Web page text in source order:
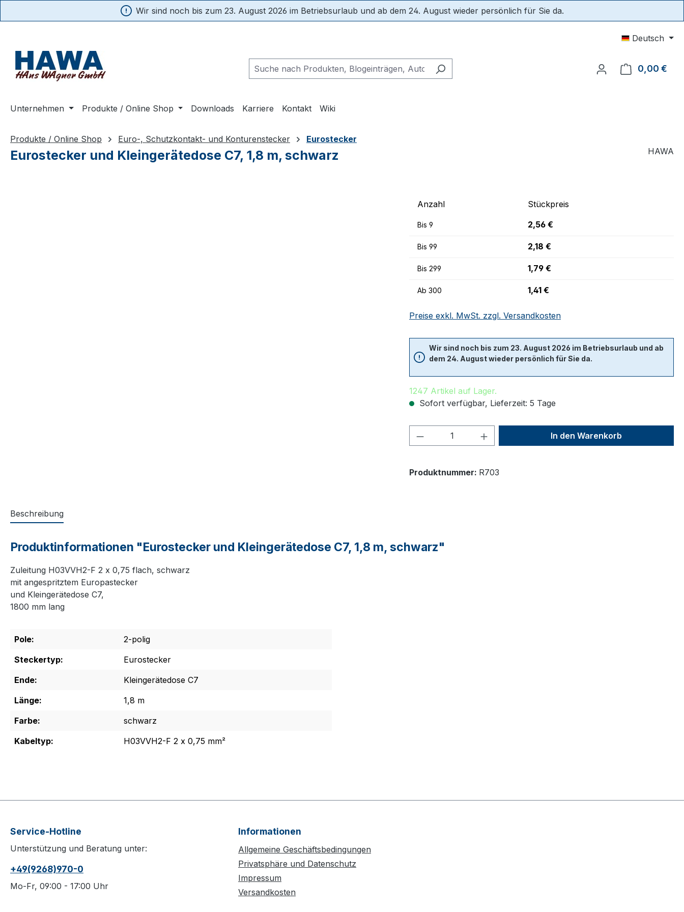
Zur Hauptnavigation springenWir sind noch bis zum 23. August 2026 im Betriebsurlaub und ab dem 24. August wieder persönlich für Sie da.
Deutsch
0,00 €
Unternehmen Produkte / Online Shop Downloads Karriere Kontakt Wiki
Produkte / Online Shop Euro-, Schutzkontakt- und Konturenstecker Eurostecker
Eurostecker und Kleingerätedose C7, 1,8 m, schwarz HAWA
Anzahl Stückpreis
Bis 9 2,56 €
Bis 99 2,18 €
Bis 299 1,79 €
Ab 300 1,41 €
Preise exkl. MwSt. zzgl. Versandkosten
Wir sind noch bis zum 23. August 2026 im Betriebsurlaub und ab
dem 24. August wieder persönlich für Sie da.
1247 Artikel auf Lager.
Sofort verfügbar, Lieferzeit: 5 Tage
Produkt Anzahl: Gib den gewünschten Wert
In den Warenkorb
Produktnummer: R703
Beschreibung
Produktinformationen "Eurostecker und Kleingerätedose C7, 1,8 m, schwarz"
Zuleitung H03VVH2-F 2 x 0,75 flach, schwarz
mit angespritztem Europastecker
und Kleingerätedose C7,
1800 mm lang
Pole:
2-polig
Steckertyp:
Eurostecker
Ende:
Kleingerätedose C7
Länge:
1,8 m
Farbe:
schwarz
Kabeltyp:
H03VVH2-F 2 x 0,75 mm²
Service-Hotline
Unterstützung und Beratung unter:
+49(9268)970-0
Mo-Fr, 09:00 - 17:00 Uhr
Informationen
Allgemeine Geschäftsbedingungen
Privatsphäre und Datenschutz
Impressum
Versandkosten